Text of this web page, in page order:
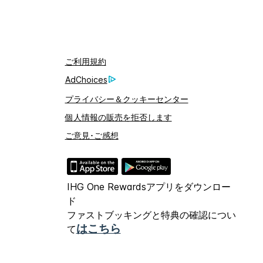
ご利用規約
AdChoices
プライバシー＆クッキーセンター
個人情報の販売を拒否します
ご意見･ご感想
IHG One Rewardsアプリをダウンロー
ド
ファストブッキングと特典の確認につい
てはこちら